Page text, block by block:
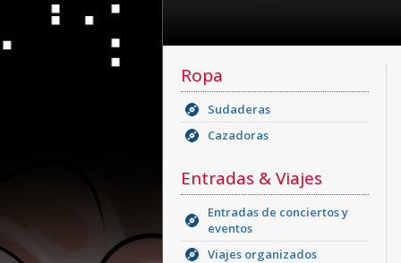
Ropa
Sudaderas
Cazadoras
Entradas & Viajes
Entradas de conciertos y
eventos
Viajes organizados